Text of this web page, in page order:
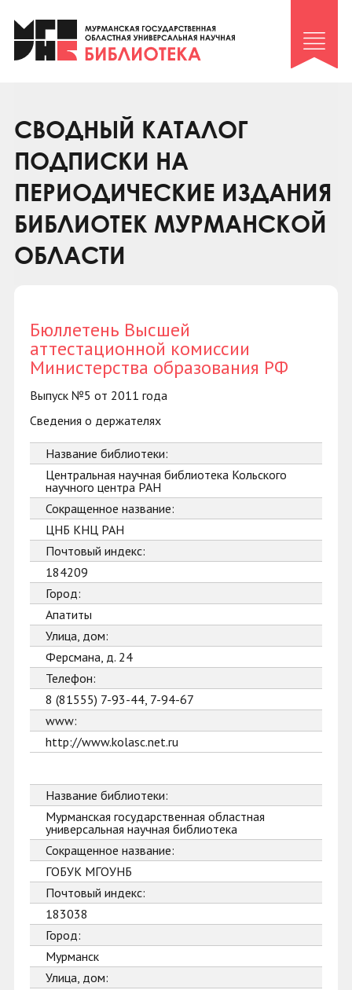
Клуб «Гиря и сельдерей»
Клуб «Семейный архив»
Коллегам
Контакты
СВОДНЫЙ КАТАЛОГ
ПОДПИСКИ НА
ПЕРИОДИЧЕСКИЕ ИЗДАНИЯ
БИБЛИОТЕК МУРМАНСКОЙ
ОБЛАСТИ
Бюллетень Высшей
аттестационной комиссии
Министерства образования РФ
Выпуск №5 от 2011 года
Сведения о держателях
Название библиотеки:
Центральная научная библиотека Кольского
научного центра РАН
Сокращенное название:
ЦНБ КНЦ РАН
Почтовый индекс:
184209
Город:
Апатиты
Улица, дом:
Ферсмана, д. 24
Телефон:
8 (81555) 7-93-44, 7-94-67
www:
http://www.kolasc.net.ru
Название библиотеки:
Мурманская государственная областная
универсальная научная библиотека
Сокращенное название:
ГОБУК МГОУНБ
Почтовый индекс:
183038
Город:
Мурманск
Улица, дом: